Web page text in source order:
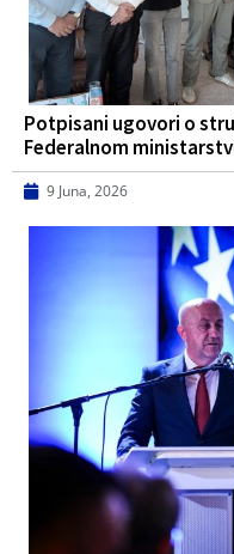
Potpisani ugovori o
Federalnom
9 Juna, 2026